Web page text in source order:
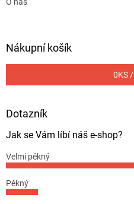
O nás
Nákupní košík
0KS /
Dotazník
Jak se Vám líbí náš e-shop?
Velmi pěkný
Pěkný